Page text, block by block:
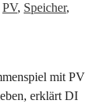
PV, Speicher,
mit PV
erklärt DI